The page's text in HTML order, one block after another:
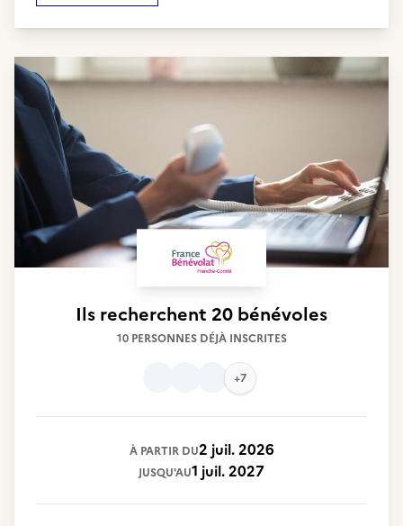
Ils recherchent 20 bénévoles
10 PERSONNES DÉJÀ INSCRITES
+7
À PARTIR DU2 juil. 2026
JUSQU'AU1 juil. 2027